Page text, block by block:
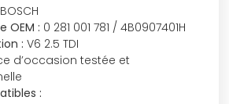
BOSCH
OEM : 0 281 001 781 / 4B0907401H
: V6 2.5 TDI
d’occasion testée et
: